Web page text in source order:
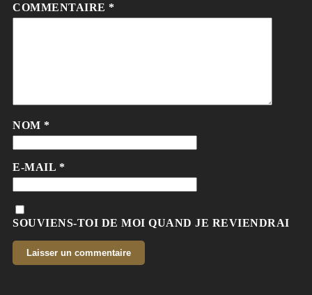
COMMENTAIRE *
NOM *
E-MAIL *
SOUVIENS-TOI DE MOI QUAND JE REVIENDRAI